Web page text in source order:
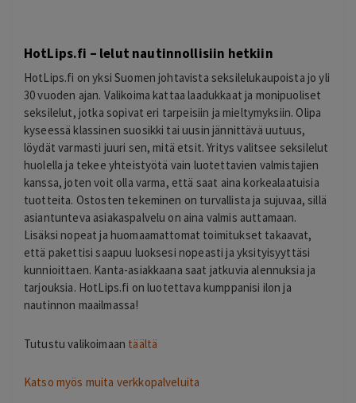
HotLips.fi – lelut nautinnollisiin hetkiin
HotLips.fi on yksi Suomen johtavista seksilelukaupoista jo yli
30 vuoden ajan. Valikoima kattaa laadukkaat ja monipuoliset
seksilelut, jotka sopivat eri tarpeisiin ja mieltymyksiin. Olipa
kyseessä klassinen suosikki tai uusin jännittävä uutuus,
löydät varmasti juuri sen, mitä etsit. Yritys valitsee seksilelut
huolella ja tekee yhteistyötä vain luotettavien valmistajien
kanssa, joten voit olla varma, että saat aina korkealaatuisia
tuotteita. Ostosten tekeminen on turvallista ja sujuvaa, sillä
asiantunteva asiakaspalvelu on aina valmis auttamaan.
Lisäksi nopeat ja huomaamattomat toimitukset takaavat,
että pakettisi saapuu luoksesi nopeasti ja yksityisyyttäsi
kunnioittaen. Kanta-asiakkaana saat jatkuvia alennuksia ja
tarjouksia. HotLips.fi on luotettava kumppanisi ilon ja
nautinnon maailmassa!
Tutustu valikoimaan täältä
Katso myös muita verkkopalveluita